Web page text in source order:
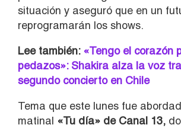
situación y aseguró que en un
reprogramarán los shows.
Lee también: «Tengo el corazón
pedazos»: Shakira alza la voz
segundo concierto en Chile
Tema que este lunes fue
matinal «Tu día» de Canal 13,